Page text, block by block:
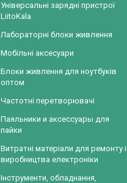
Універсальні зарядні пристрої
LiitoKala
Лабораторні блоки живлення
Мобільні аксесуари
Блоки живлення для ноутбуків
оптом
Частотні перетворювачі
Паяльники и аксессуары для
пайки
Витратні матеріали для ремонту і
виробництва електроніки
Інструменти, обладнання,